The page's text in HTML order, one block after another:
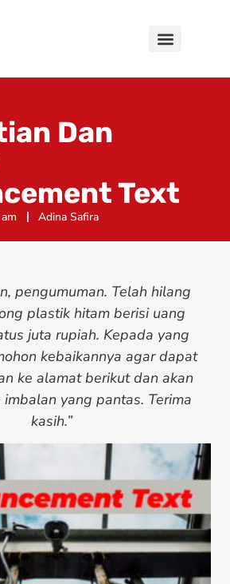
Dan
Text
Adina Safira
pengumuman. Telah hilang
plastik hitam berisi uang
juta rupiah. Kepada yang
kebaikannya agar dapat
ke alamat berikut dan akan
yang pantas. Terima
kasih.”